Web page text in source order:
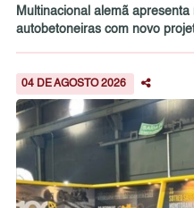
Multinacional alemã
autobetoneiras com novo
04 DE AGOSTO 2026